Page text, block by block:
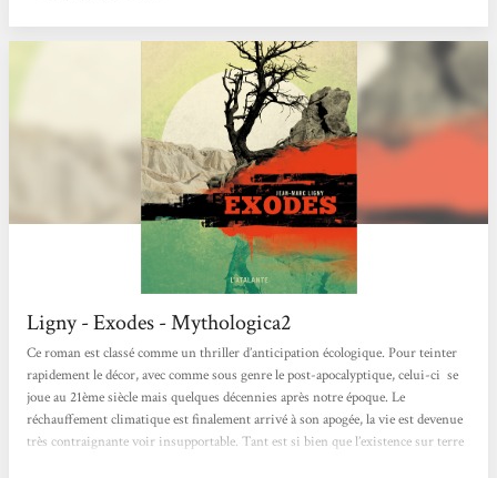
Ligny - Exodes - Mythologica2
Ce roman est classé comme un thriller d’anticipation écologique. Pour teinter
rapidement le décor, avec comme sous genre le post-apocalyptique, celui-ci se
joue au 21ème siècle mais quelques décennies après notre époque. Le
réchauffement climatique est finalement arrivé à son apogée, la vie est devenue
très contraignante voir insupportable. Tant est si bien que l’existence sur terre